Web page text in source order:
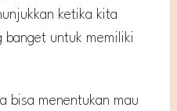
ketika kita
banget untuk memiliki
bisa menentukan mau